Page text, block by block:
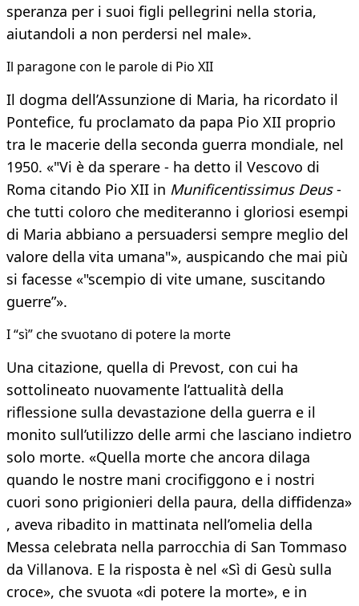
speranza per i suoi figli pellegrini nella storia,
aiutandoli a non perdersi nel male».
Il paragone con le parole di Pio XII
Il dogma dell’Assunzione di Maria, ha ricordato il
Pontefice, fu proclamato da papa Pio XII proprio
tra le macerie della seconda guerra mondiale, nel
1950. «"Vi è da sperare - ha detto il Vescovo di
Roma citando Pio XII in Munificentissimus Deus-
che tutti coloro che mediteranno i gloriosi esempi
di Maria abbiano a persuadersi sempre meglio del
valore della vita umana"», auspicando che mai più
si facesse «"scempio di vite umane, suscitando
guerre”».
I “sì” che svuotano di potere la morte
Una citazione, quella di Prevost, con cui ha
sottolineato nuovamente l’attualità della
riflessione sulla devastazione della guerra e il
monito sull’utilizzo delle armi che lasciano indietro
solo morte. «Quella morte che ancora dilaga
quando le nostre mani crocifiggono e i nostri
cuori sono prigionieri della paura, della diffidenza»
, aveva ribadito in mattinata nell’omelia della
Messa celebrata nella parrocchia di San Tommaso
da Villanova. E la risposta è nel «Sì di Gesù sulla
croce», che svuota «di potere la morte», e in